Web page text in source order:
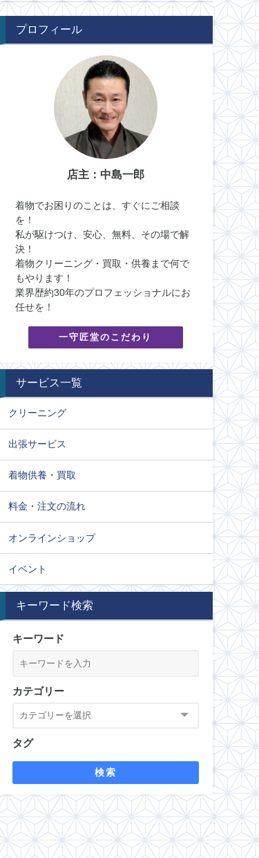
プロフィール
店主：中島一郎
着物でお困りのことは、すぐにご相談
を！
私が駆けつけ、安心、無料、その場で解
決！
着物クリーニング・買取・供養まで何で
もやります！
業界歴約30年のプロフェッショナルにお
任せを！
一守匠堂のこだわり
サービス一覧
クリーニング
出張サービス
着物供養・買取
料金・注文の流れ
オンラインショップ
イベント
キーワード検索
キーワード
カテゴリー
タグ
検索